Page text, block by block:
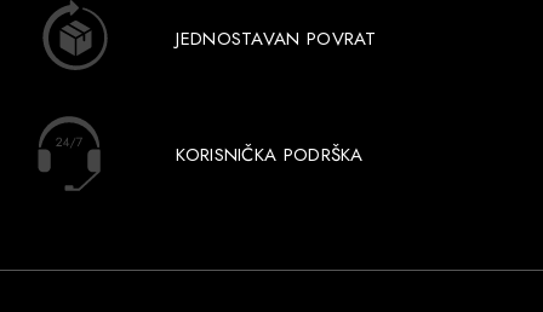
JEDNOSTAVAN POVRAT
KORISNIČKA PODRŠKA